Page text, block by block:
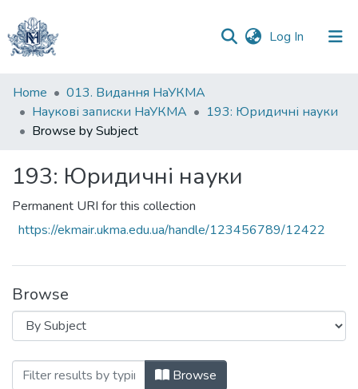
Log In (current)
Communities
&
Collections
Home
013. Видання НаУКМА
Наукові записки НаУКМА
193: Юридичні науки
Browse by Subject
193: Юридичні науки
Permanent URI for this collection
https://ekmair.ukma.edu.ua/handle/123456789/12422
Browse
Browsing 193: Юридичні науки by
Browse